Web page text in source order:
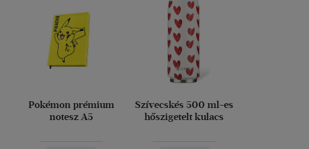
Pokémon prémium
notesz A5
Szívecskés 500 ml-es
hőszigetelt kulacs